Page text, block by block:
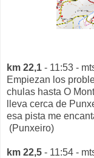
km 22,1 - 11:53 -
Empiezan los
chulas hasta O
lleva cerca de
esa pista me
(Punxeiro)
km 22,5 - 11:54 -